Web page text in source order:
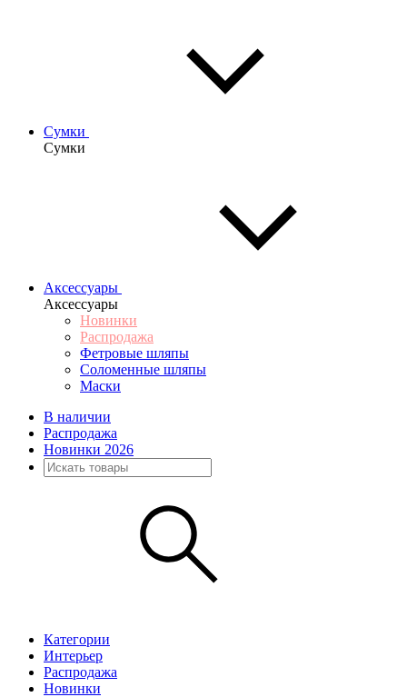
Сумки
Сумки
Аксессуары
Аксессуары
Новинки
Распродажа
Фетровые шляпы
Соломенные шляпы
Маски
В наличии
Распродажа
Новинки 2026
Категории
Интерьер
Распродажа
Новинки